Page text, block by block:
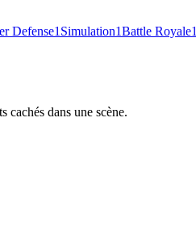
Defense1 Simulation1Battle Royale1
dans une scène.